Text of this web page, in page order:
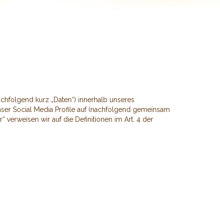
kurz „Daten“) innerhalb unseres
Social Media Profile auf (nachfolgend gemeinsam
verweisen wir auf die Definitionen im Art. 4 der